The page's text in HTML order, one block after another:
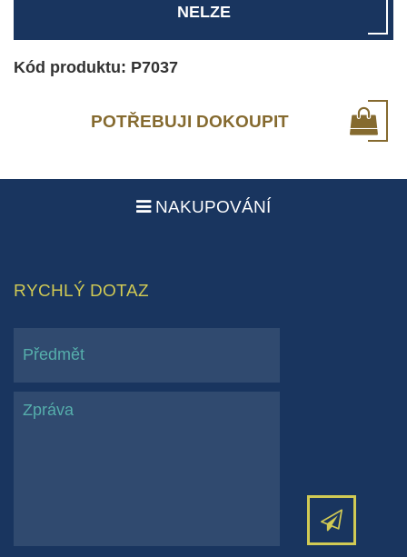
Kód produktu: P7037
POTŘEBUJI DOKOUPIT
NELZE
NAKUPOVÁNÍ
RYCHLÝ DOTAZ